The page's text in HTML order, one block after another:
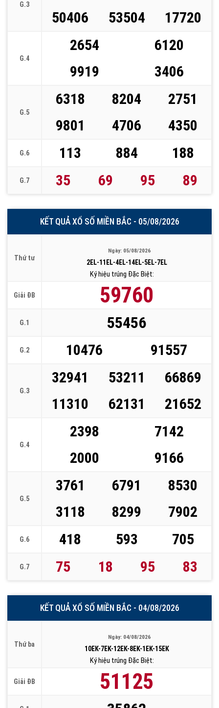
G.3
50406
53504 17720
G.4
2654
6120
9919
3406
G.5
6318 8204
2751
9801
4706 4350
G.6 113 884 188
G.7 35 69 95 89
KẾT QUẢ XỔ SỐ MIỀN BẮC - 05/08/2026
Thứ tư
Ngày: 05/08/2026
2EL-11EL-4EL-14EL-5EL-7EL
Ký hiệu trúng Đặc Biệt:
Giải ĐB 59760
G.1 55456
G.2 10476 91557
G.3
32941 53211
66869
11310
62131 21652
G.4
2398
7142
2000
9166
G.5
3761 6791
8530
3118
8299 7902
G.6 418 593 705
G.7 75 18 95 83
KẾT QUẢ XỔ SỐ MIỀN BẮC - 04/08/2026
Thứ ba
Ngày: 04/08/2026
10EK-7EK-12EK-8EK-1EK-15EK
Ký hiệu trúng Đặc Biệt:
Giải ĐB 51125